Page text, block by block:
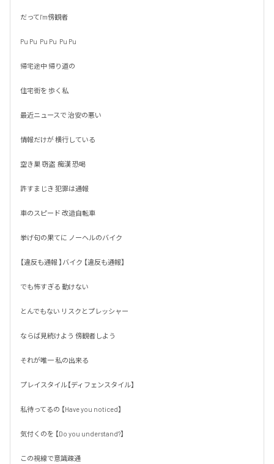
だってI'm傍観者
Pu Pu  Pu Pu  Pu Pu
帰宅途中 帰り道の
住宅街を 歩く私
最近ニュースで 治安の悪い
情報だけが 横行している
空き巣 窃盗  痴漢 恐喝
許すまじき 犯罪は通報
車のスピード 改造自転車
挙げ句の果てに ノーヘルのバイク
【違反も通報 】バイク 【違反も通報】
でも怖すぎる 動けない
とんでもない リスクとプレッシャー
ならば見続けよう 傍観者しよう
それが唯一 私の出来る
プレイスタイル【ディフェンスタイル】
私待ってるの 【Have you noticed】
気付くのを 【Do you understand?】
この視線で意識疎通